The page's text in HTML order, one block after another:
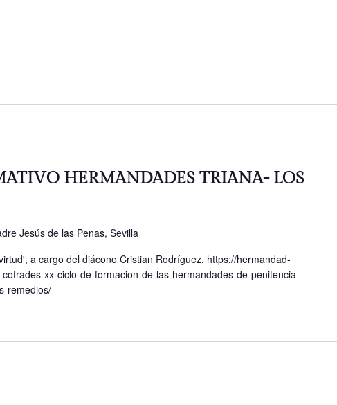
HERMANDADES TRIANA- LOS
Jesús de las Penas, Sevilla
a cargo del diácono Cristian Rodríguez. https://hermandad-
xx-ciclo-de-formacion-de-las-hermandades-de-penitencia-
remedios/